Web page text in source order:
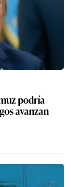
podría
avanzan